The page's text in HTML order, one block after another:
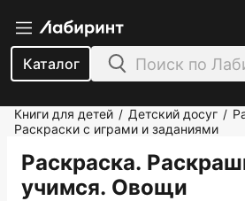
Каталог
Книги для детей / Детский досуг /
Раскраски с играми и заданиями
Раскраска.
учимся. Овощи